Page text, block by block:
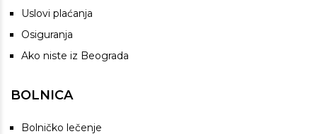
Uslovi plaćanja
Osiguranja
Ako niste iz Beograda
BOLNICA
Bolničko lečenje